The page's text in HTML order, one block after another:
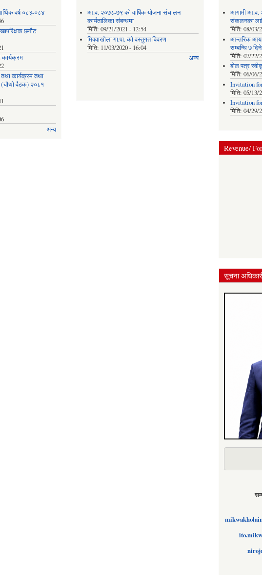
वर्ष ०८३-०८४
छनौट
कार्यक्रम तथा
वैठक) २०८१
अन्य
आ.व. २०७८-७९ को वार्षिक योजना संचालन
कार्यतालिका संबन्धमा
मिति:09/21/2021 - 12:54
मिक्वाखोला गा.पा. को वस्तुगत विवरण
मिति: 11/03/2020 - 16:04
अन्य
आगामी आ.व.
संकलनका
मिति: 08/03/
आन्तरिक आय
सम्बन्धि ७
मिति: 07/22/
बोल पत्र
मिति: 06/06/
Invitation
मिति: 05/13/
Invitation
मिति: 04/29/
Revenue/
सूचना